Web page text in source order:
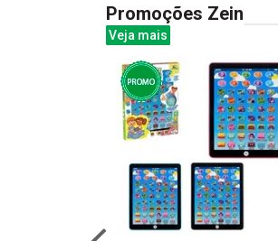
Promoções Zein
Veja mais